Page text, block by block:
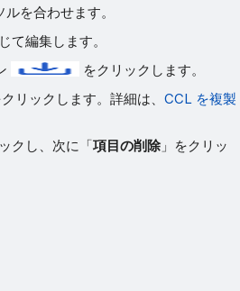
ルを合わせます。
て編集します。
をクリックします。
リックします。詳細は、 CCL を複製
クし、次に「項目の削除 」をクリッ